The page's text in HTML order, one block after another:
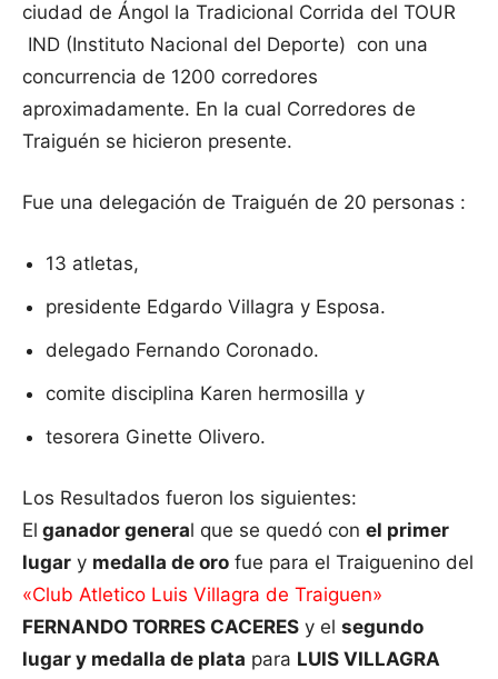
ciudad de Ángol la Tradicional Corrida del TOUR
IND (Instituto Nacional del Deporte) con una
concurrencia de 1200 corredores
aproximadamente. En la cual Corredores de
Traiguén se hicieron presente.
Fue una delegación de Traiguén de 20 personas :
13 atletas,
presidente Edgardo Villagra y Esposa.
delegado Fernando Coronado.
comite disciplina Karen hermosilla y
tesorera Ginette Olivero.
Los Resultados fueron los siguientes:
El ganador general que se quedó con el primer
lugar y medalla de oro fue para el Traiguenino del
«Club Atletico Luis Villagra de Traiguen»
FERNANDO TORRES CACERES y el segundo
lugar y medalla de plata para LUIS VILLAGRA